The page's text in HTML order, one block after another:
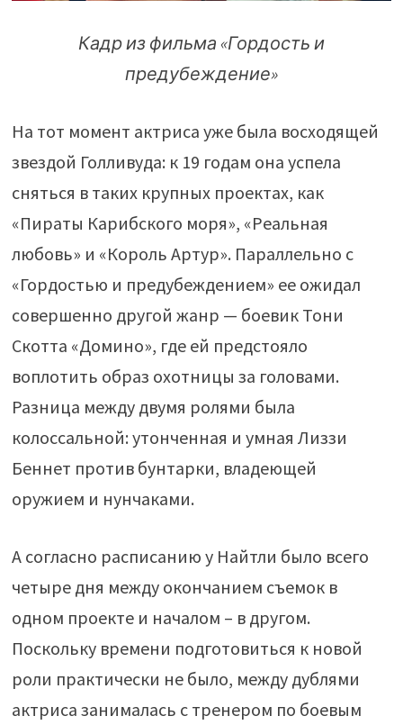
Кадр из фильма «Гордость и
предубеждение»
На тот момент актриса уже была восходящей
звездой Голливуда: к 19 годам она успела
сняться в таких крупных проектах, как
«Пираты Карибского моря», «Реальная
любовь» и «Король Артур». Параллельно с
«Гордостью и предубеждением» ее ожидал
совершенно другой жанр — боевик Тони
Скотта «Домино», где ей предстояло
воплотить образ охотницы за головами.
Разница между двумя ролями была
колоссальной: утонченная и умная Лиззи
Беннет против бунтарки, владеющей
оружием и нунчаками.
А согласно расписанию у Найтли было всего
четыре дня между окончанием съемок в
одном проекте и началом – в другом.
Поскольку времени подготовиться к новой
роли практически не было, между дублями
актриса занималась с тренером по боевым